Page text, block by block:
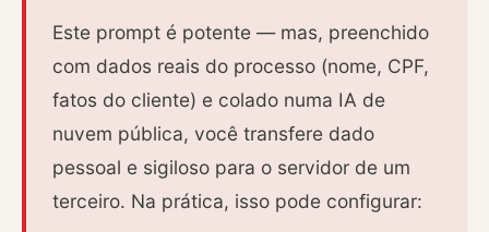
Este prompt é potente — mas, preenchido
com dados reais do processo (nome, CPF,
fatos do cliente) e colado numa IA de
nuvem pública, você transfere dado
pessoal e sigiloso para o servidor de um
terceiro. Na prática, isso pode configurar: